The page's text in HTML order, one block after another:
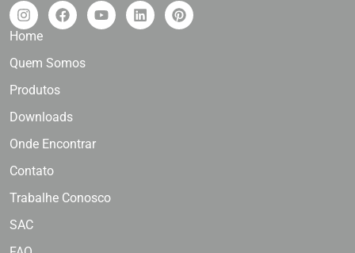
Home
Quem Somos
Produtos
Downloads
Onde Encontrar
Contato
Trabalhe Conosco
SAC